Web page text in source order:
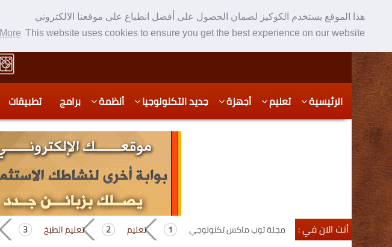
هذا الموقع يستخدم الكوكيز لضمان الحصول على أفضل انطباع على موقعنا الالكتروني
This website uses cookies to ensure you get the best experience on our website More للمزيد
Skip
to
content
Skip
to
secondary
content
الرئيسية تعليم أجهزة جديد التكنولوجيا أنظمة برامج تطبيقات
أنت الان في : مجلة توب ماكس تكنولوجي تعليم تعليم الطبخ